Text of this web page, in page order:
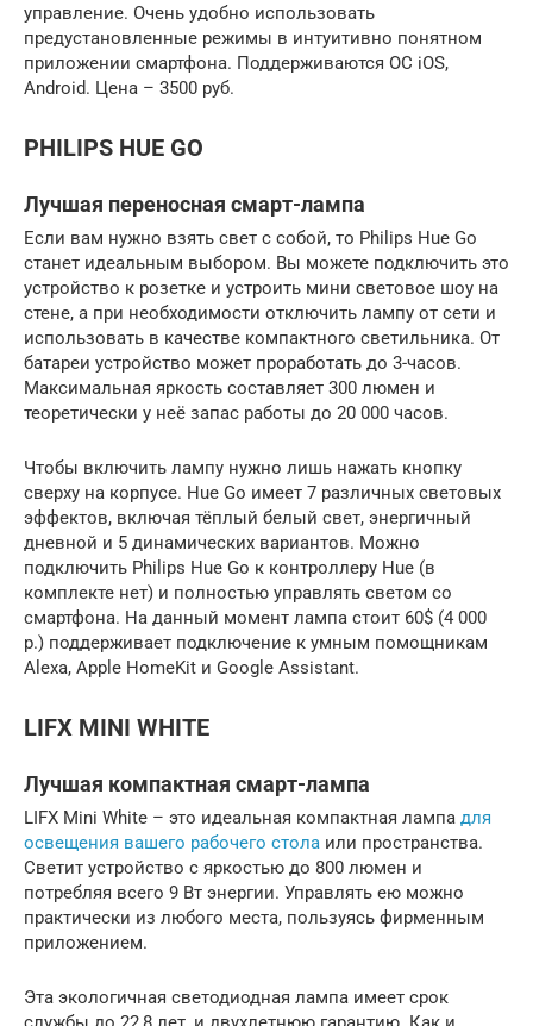
управление. Очень удобно использовать
предустановленные режимы в интуитивно понятном
приложении смартфона. Поддерживаются ОС iOS,
Android. Цена – 3500 руб.
PHILIPS HUE GO
Лучшая переносная смарт-лампа
Если вам нужно взять свет с собой, то Philips Hue Go
станет идеальным выбором. Вы можете подключить это
устройство к розетке и устроить мини световое шоу на
стене, а при необходимости отключить лампу от сети и
использовать в качестве компактного светильника. От
батареи устройство может проработать до 3-часов.
Максимальная яркость составляет 300 люмен и
теоретически у неё запас работы до 20 000 часов.
Чтобы включить лампу нужно лишь нажать кнопку
сверху на корпусе. Hue Go имеет 7 различных световых
эффектов, включая тёплый белый свет, энергичный
дневной и 5 динамических вариантов. Можно
подключить Philips Hue Go к контроллеру Hue (в
комплекте нет) и полностью управлять светом со
смартфона. На данный момент лампа стоит 60$ (4 000
р.) поддерживает подключение к умным помощникам
Alexa, Apple HomeKit и Google Assistant.
LIFX MINI WHITE
Лучшая компактная смарт-лампа
LIFX Mini White – это идеальная компактная лампа для
освещения вашего рабочего стола или пространства.
Светит устройство с яркостью до 800 люмен и
потребляя всего 9 Вт энергии. Управлять ею можно
практически из любого места, пользуясь фирменным
приложением.
Эта экологичная светодиодная лампа имеет срок